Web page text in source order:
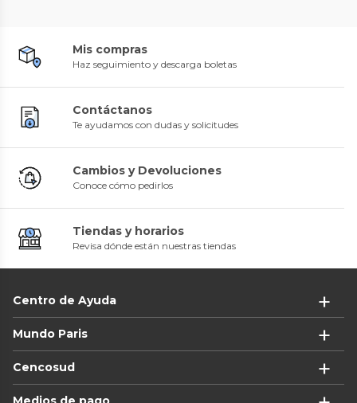
Mis compras
Haz seguimiento y descarga boletas
Contáctanos
Te ayudamos con dudas y solicitudes
Cambios y Devoluciones
Conoce cómo pedirlos
Tiendas y horarios
Revisa dónde están nuestras tiendas
Centro de Ayuda
Mundo Paris
Cencosud